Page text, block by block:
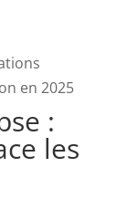
en 2025
:
les